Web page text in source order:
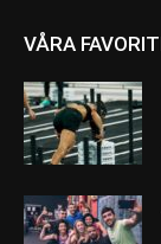
VÅRA